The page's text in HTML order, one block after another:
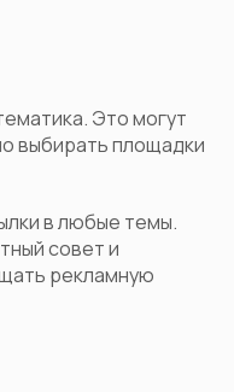
Это могут
выбирать площадки
в любые темы.
совет и
рекламную